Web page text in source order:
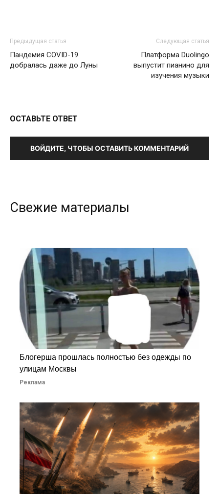
Предыдущая статья
Пандемия COVID-19
добралась даже до Луны
Следующая статья
Платформа Duolingo
выпустит пианино для
изучения музыки
ОСТАВЬТЕ ОТВЕТ
ВОЙДИТЕ, ЧТОБЫ ОСТАВИТЬ КОММЕНТАРИЙ
Свежие материалы
Блогерша прошлась полностью без одежды по
улицам Москвы
Реклама